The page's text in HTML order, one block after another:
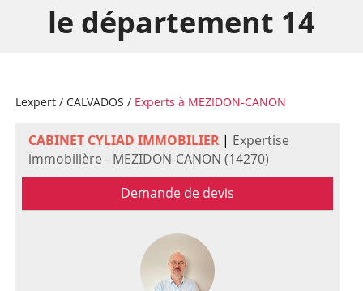
le département 14
Lexpert/ CALVADOS / Experts à MEZIDON-CANON
CABINET CYLIAD IMMOBILIER| Expertise
immobilière - MEZIDON-CANON (14270)
Demande de devis